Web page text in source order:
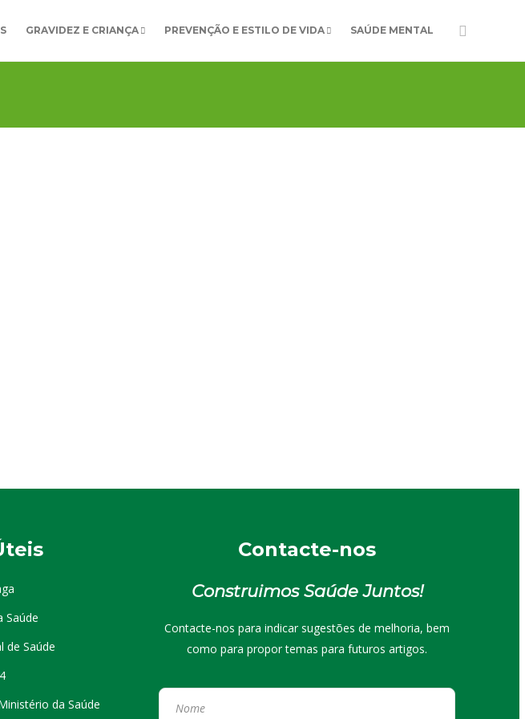
GRAVIDEZ E CRIANÇA PREVENÇÃO E ESTILO DE VIDA SAÚDE MENTAL
Saúde
de Saúde
da Saúde
Contacte-nos
Construimos Saúde Juntos!
Contacte-nos para indicar sugestões de melhoria, bem
como para propor temas para futuros artigos.